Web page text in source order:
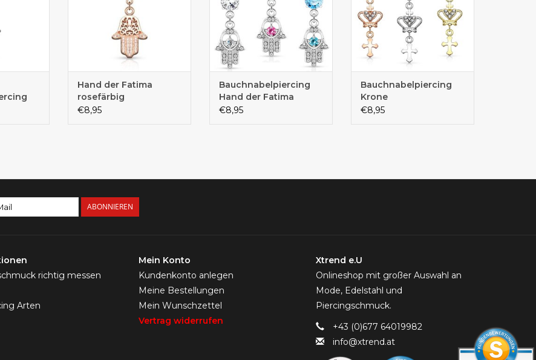
Hand der Fatima
rosefärbig
€8,95
Bauchnabelpiercing
Hand der Fatima
€8,95
Bauchnabelpiercing
Krone
€8,95
ABONNIEREN
richtig messen
Arten
Mein Konto
Kundenkonto anlegen
Meine Bestellungen
Mein Wunschzettel
Vertrag widerrufen
Xtrend e.U
Onlineshop mit großer Auswahl an
Mode, Edelstahl und
Piercingschmuck.
+43 (0)677 64019982
info@xtrend.at